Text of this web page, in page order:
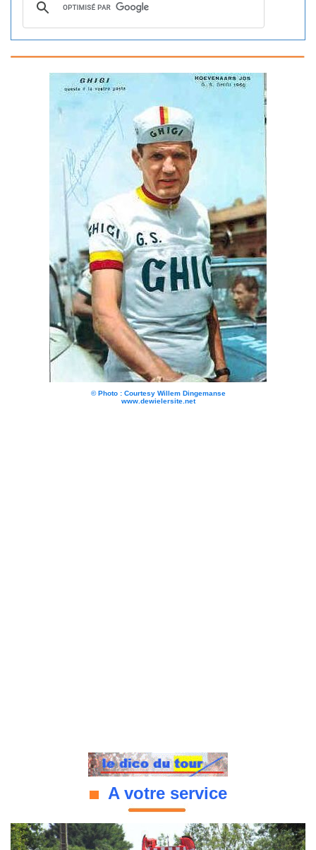
© Photo : Courtesy Willem Dingemanse
www.dewielersite.net
A votre service